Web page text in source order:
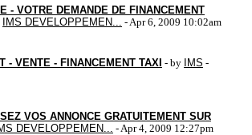
- VOTRE DEMANDE DE FINANCEMENT
IMS DEVELOPPEMEN... - Apr 6, 2009 10:02am
- VENTE - FINANCEMENT TAXI - by IMS -
VOS ANNONCE GRATUITEMENT SUR
DEVELOPPEMEN... - Apr 4, 2009 12:27pm